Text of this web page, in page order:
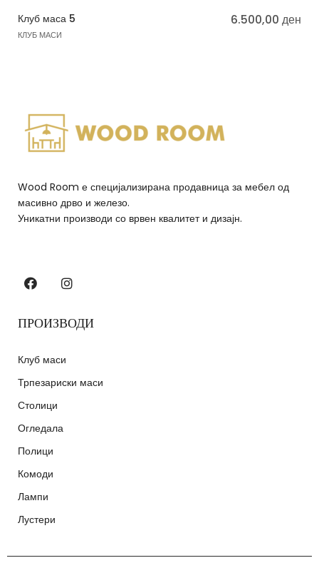
Клуб маса 5
КЛУБ МАСИ
6.500,00 ден
Wood Room е специјализирана продавница за мебел од
масивно дрво и железо.
Уникатни производи со врвен квалитет и дизајн.
ПРОИЗВОДИ
Клуб маси
Трпезариски маси
Столици
Огледала
Полици
Комоди
Лампи
Лустери